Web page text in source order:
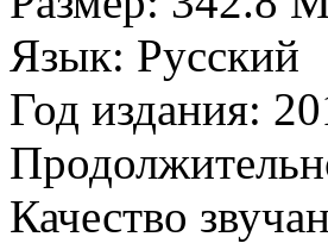
Язык: Русский
Год издания:
Качество